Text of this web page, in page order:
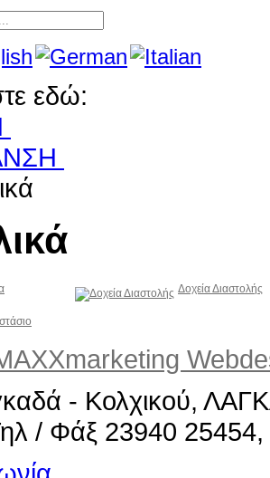
εδώ:
Δοχεία Διαστολής
- Κολχικού,
/ Φάξ 23940 25454,